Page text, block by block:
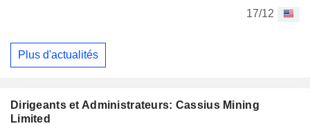
17/12
Plus d'actualités
Dirigeants et Administrateurs: Cassius Mining
Limited